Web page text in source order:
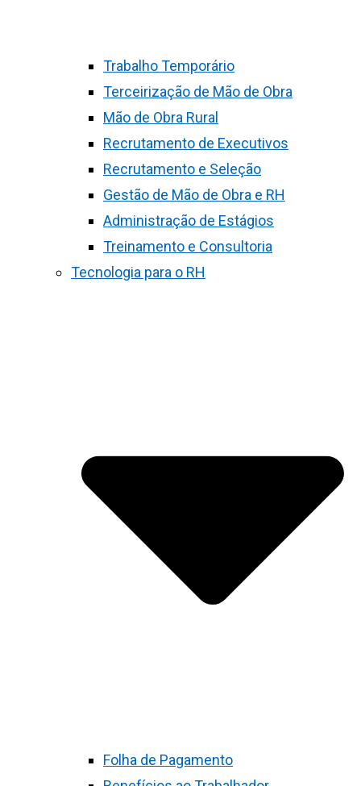
Trabalho Temporário
Terceirização de Mão de Obra
Mão de Obra Rural
Recrutamento de Executivos
Recrutamento e Seleção
Gestão de Mão de Obra e RH
Administração de Estágios
Treinamento e Consultoria
Tecnologia para o RH
Folha de Pagamento